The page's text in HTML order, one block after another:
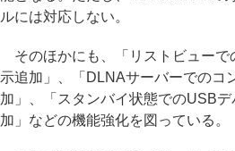
ルには対応しない。
そのほかにも、「リストビューで
示追加」、「DLNAサーバーでのコ
加」、「スタンバイ状態でのUSB
加」などの機能強化を図っている。